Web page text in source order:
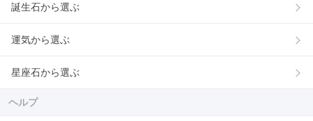
誕生石から選ぶ
運気から選ぶ
星座石から選ぶ
ヘルプ